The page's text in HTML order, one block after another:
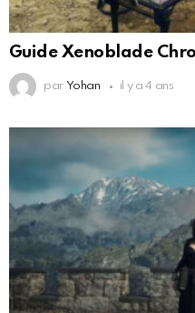
Guide Xenoblade
par Yohan il y a 4 ans